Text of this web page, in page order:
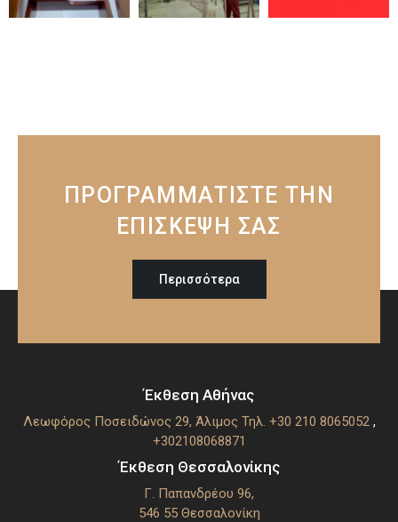
ΠΡΟΓΡΑΜΜΑΤΙΣΤΕ ΤΗΝ
ΕΠΙΣΚΕΨΗ ΣΑΣ
Περισσότερα
Έκθεση Αθήνας
Λεωφόρος Ποσειδώνος 29, Άλιμος Τηλ. +30 210 8065052,
+302108068871
Έκθεση Θεσσαλονίκης
Γ. Παπανδρέου 96,
546 55 Θεσσαλoνίκη